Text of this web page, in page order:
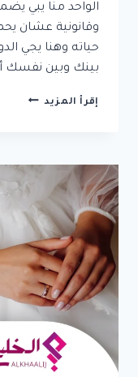
الواحد منا يبي
وقانونية عشان
حياته وهنا يجي
بينك وبين نفسك
إقرأ المزيد أريد
دليلك
لإنجاز
بطريقة
قانونية